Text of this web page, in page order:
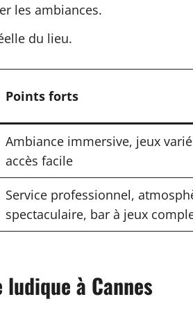
les ambiances.
du lieu.
Points forts
Ambiance immersive, jeux
accès facile
Service professionnel,
spectaculaire, bar à jeux
à Cannes